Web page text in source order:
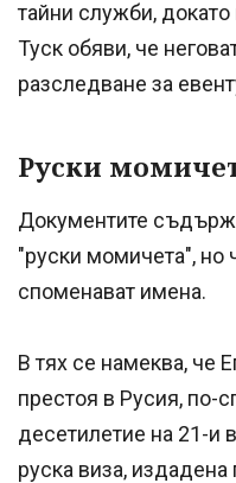
тайни служби,
Туск обяви, че
разследване за
Руски
Документите
"руски момичета", но
споменават имена.
В тях се намеква, че
престоя в Русия, по-
десетилетие на 21-и
руска виза, издадена